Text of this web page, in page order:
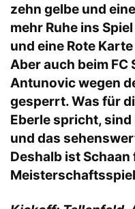
zehn gelbe und
mehr Ruhe ins
und eine Rote
Aber auch beim FC
Antunovic wegen
gesperrt. Was für
Eberle spricht,
und das
Deshalb ist